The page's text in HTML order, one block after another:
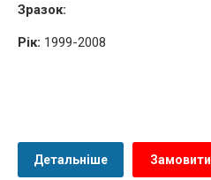
Зразок:
Рік: 1999-2008
Детальніше Замовити